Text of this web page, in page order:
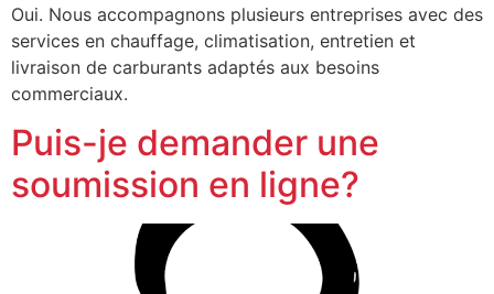
Oui. Nous accompagnons plusieurs entreprises avec des
services en chauffage, climatisation, entretien et
livraison de carburants adaptés aux besoins
commerciaux.
Puis-je demander une
soumission en ligne?